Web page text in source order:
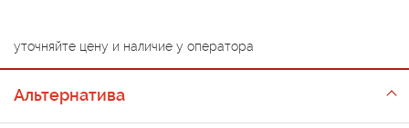
уточняйте цену и наличие у оператора
Альтернатива